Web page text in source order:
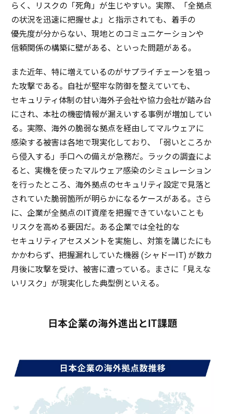
らく、
リスクの「死角 」が生じやすい。 実際、「全拠点
の状況を迅速に把握せよ」と指示されても、 着手の
優先度が分からない、現地とのコミュニケーションや
信頼関係の構築に壁がある、といった問題がある。
また近年、特に増えているのがサプライチェーンを狙っ
た攻撃である。 自社が堅牢な防御を整えていても、
セキュリティ 体制 の甘い海外子会社や協力会社が踏み台
にされ、本社の機密情報が漏えいする事例が増加 してい
る。 実際、海外の脆弱な拠点を経由 してマルウェアに
感染する被害は各地で現実化 しており、「弱いところか
ら侵入 する」 手口への備えが急務だ。 ラックの調査によ
ると、 実機を使ったマルウェア感染のシミュレーション
を行ったところ、海外拠点のセキュリティ 設定で 見落と
されていた脆弱箇所が明らかになるケースがある。さら
に、企業が全拠点のIT資産を把握できていないことも
リスクを高める要因だ。ある企業では全社的な
セキュリティアセスメントを実施し、対策を講じたにも
かかわらず、把握漏れしていた機器 (シャドーIT) が数カ
月後に攻撃を受け、被害に遭っている。まさに「見えな
い リスク 」が現実化 した典型例 といえる。
日本企業の海外進出とIT課題